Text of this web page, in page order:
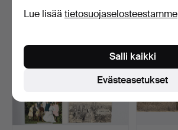
Lue lisää tietosuojaselosteestamme
Evästeasetukset
Salli kaikki